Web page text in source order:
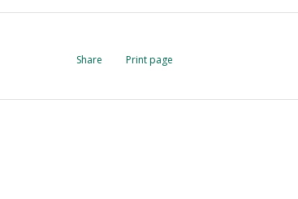
Share Print page